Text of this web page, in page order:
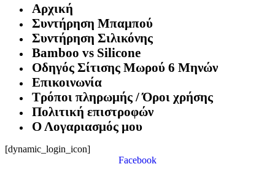
Αρχική
Συντήρηση Μπαμπού
Συντήρηση Σιλικόνης
Bamboo vs Silicone
Οδηγός Σίτισης Μωρού 6 Μηνών
Επικοινωνία
Τρόποι πληρωμής / Όροι χρήσης
Πολιτική επιστροφών
Ο Λογαριασμός μου
[dynamic_login_icon]
Facebook